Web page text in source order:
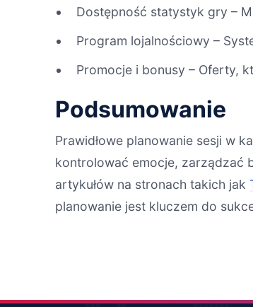
Dostępność statystyk gry –
Program lojalnościowy –
Promocje i bonusy – Oferty,
Podsumowanie
Prawidłowe planowanie sesji w
kontrolować emocje, zarządzać
artykułów na stronach takich jak
planowanie jest kluczem do